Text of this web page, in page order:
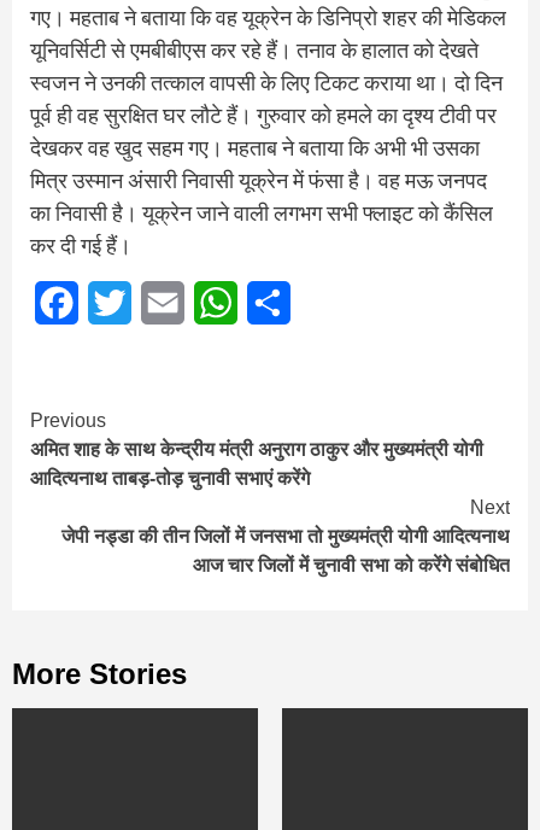
गए। महताब ने बताया कि वह यूक्रेन के डिनिप्रो शहर की मेडिकल
यूनिवर्सिटी से एमबीबीएस कर रहे हैं। तनाव के हालात को देखते
स्वजन ने उनकी तत्काल वापसी के लिए टिकट कराया था। दो दिन
पूर्व ही वह सुरक्षित घर लौटे हैं। गुरुवार को हमले का दृश्य टीवी पर
देखकर वह खुद सहम गए। महताब ने बताया कि अभी भी उसका
मित्र उस्मान अंसारी निवासी यूक्रेन में फंसा है। वह मऊ जनपद
का निवासी है। यूक्रेन जाने वाली लगभग सभी फ्लाइट को कैंसिल
कर दी गई हैं।
FacebookTwitter Email WhatsApp
Continue
Reading
Previous
अमित शाह के साथ केन्द्रीय मंत्री अनुराग ठाकुर और मुख्यमंत्री योगी
आदित्यनाथ ताबड़-तोड़ चुनावी सभाएं करेंगे
Next
जेपी नड्डा की तीन जिलों में जनसभा तो मुख्यमंत्री योगी आदित्यनाथ
आज चार जिलों में चुनावी सभा को करेंगे संबोधित
More Stories